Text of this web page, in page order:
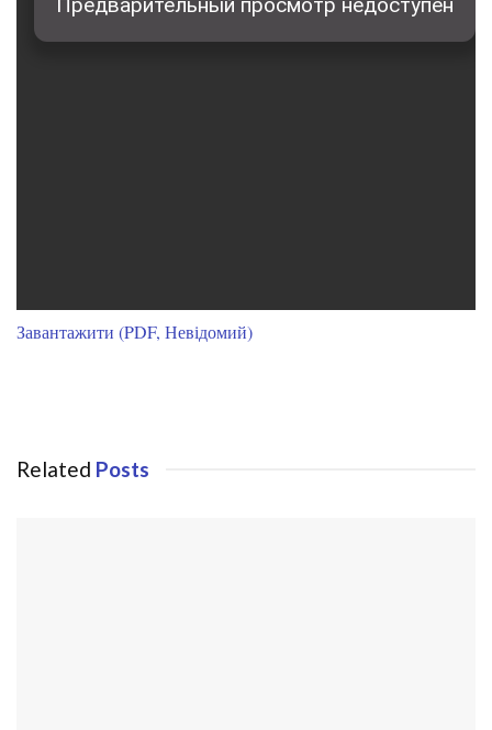
Завантажити (PDF, Невідомий)
Related Posts